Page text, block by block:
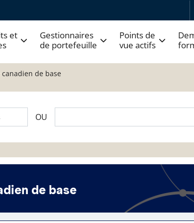
et
Gestionnaires
de portefeuille
Points de
vue actifs
de base
OU
de base